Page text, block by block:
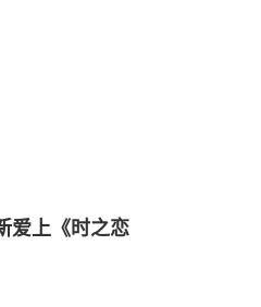
爱上《时之恋